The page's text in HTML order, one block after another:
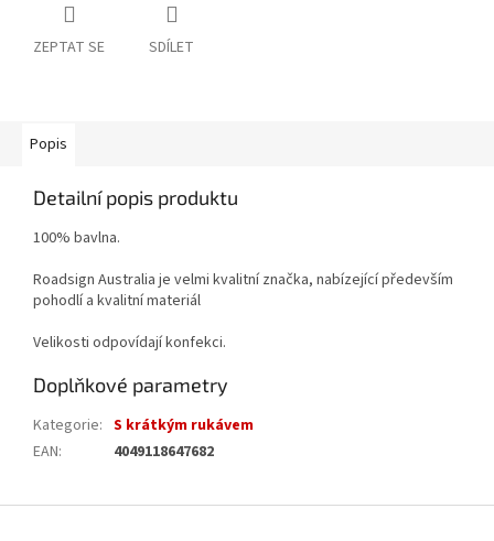
ZEPTAT SE SDÍLET
Popis
Detailní popis produktu
100% bavlna.
Roadsign Australia je velmi kvalitní značka, nabízející především
pohodlí a kvalitní materiál
Velikosti odpovídají konfekci.
Doplňkové parametry
Kategorie: S krátkým rukávem
EAN: 4049118647682